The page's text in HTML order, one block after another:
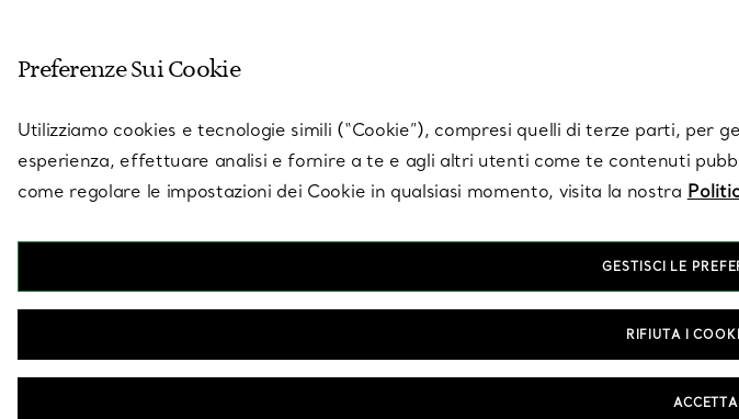
Preferenze Sui Cookie
Utilizziamo cookies e tecnologie simili (“Cookie”), compresi quelli di terze parti,
esperienza, effettuare analisi e fornire a te e agli altri utenti come te contenuti
come regolare le impostazioni dei Cookie in qualsiasi momento, visita la nostra
GESTISCI LE
RIFIUTA I